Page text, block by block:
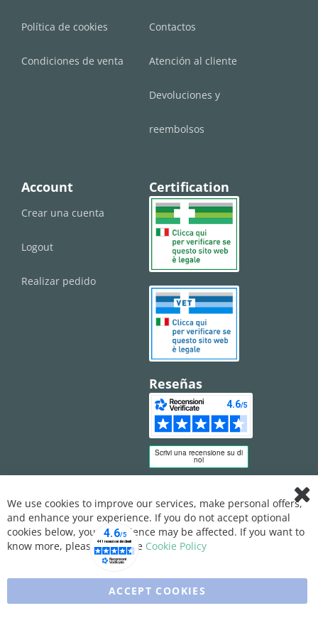
Política de cookies
Condiciones de venta
Contactos
Atención al cliente
Devoluciones y
reembolsos
Account
Crear una cuenta
Logout
Realizar pedido
Certification
Reseñas
Bar
We use cookies to improve our services, make personal offers,
and enhance your experience. If you do not accept optional
cookies below, your experience may be affected. If you want to
know more, please, read the Cookie Policy
ACCEPT COOKIES